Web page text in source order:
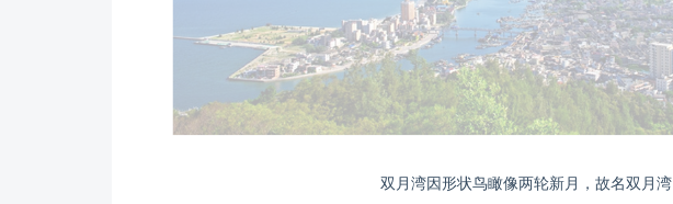
双月湾因形状鸟瞰像两轮新月，故名双月湾